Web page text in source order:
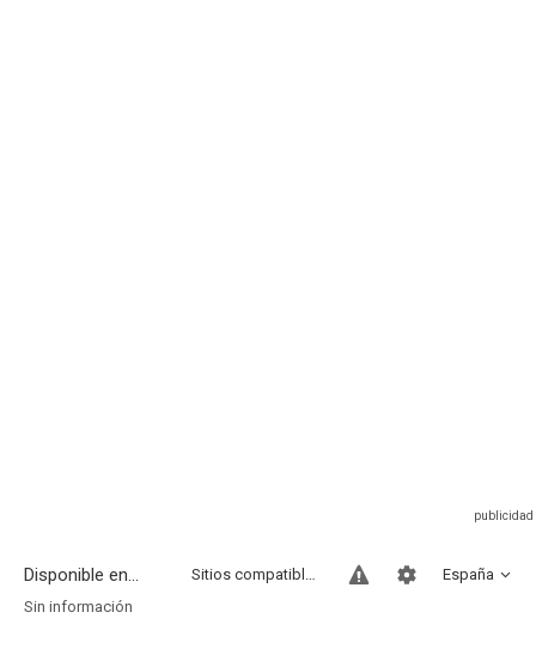
Disponible en... España
Sitios compatibles
Sin información